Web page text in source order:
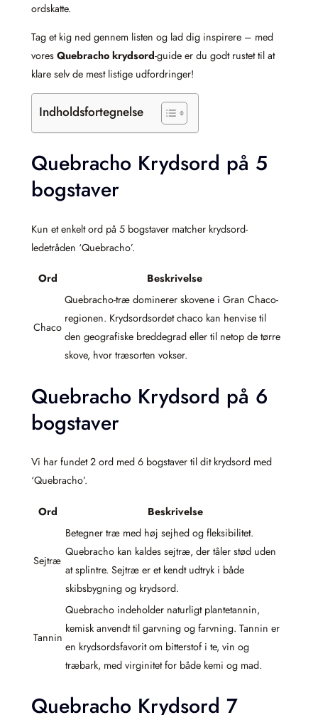
ordskatte.
Tag et kig ned gennem listen og lad dig inspirere – med
vores Quebracho krydsord-guide er du godt rustet til at
klare selv de mest listige udfordringer!
Indholdsfortegnelse
Quebracho Krydsord på 5
bogstaver
Kun et enkelt ord på 5 bogstaver matcher krydsord-
ledetråden ‘Quebracho’.
Ord Beskrivelse
Chaco
Quebracho-træ dominerer skovene i Gran Chaco-
regionen. Krydsordsordet chaco kan henvise til
den geografiske breddegrad eller til netop de tørre
skove, hvor træsorten vokser.
Quebracho Krydsord på 6
bogstaver
Vi har fundet 2 ord med 6 bogstaver til dit krydsord med
‘Quebracho’.
Ord Beskrivelse
Sejtræ
Betegner træ med høj sejhed og fleksibilitet.
Quebracho kan kaldes sejtræ, der tåler stød uden
at splintre. Sejtræ er et kendt udtryk i både
skibsbygning og krydsord.
Tannin
Quebracho indeholder naturligt plantetannin,
kemisk anvendt til garvning og farvning. Tannin er
en krydsordsfavorit om bitterstof i te, vin og
træbark, med virginitet for både kemi og mad.
Quebracho Krydsord 7